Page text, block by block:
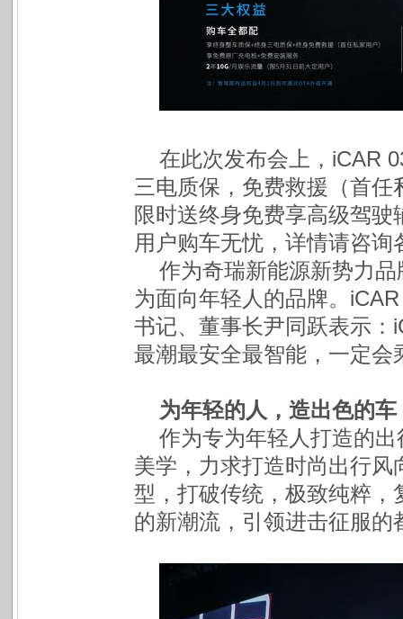
在此次发布会上，iCAR
三电质保，免费救援（首
限时送终身免费享高级驾
用户购车无忧，详情请咨
作为奇瑞新能源新势力
为面向年轻人的品牌。
书记、董事长尹同跃表示：
最潮最安全最智能，一定会
为年轻的人，造出色的车
作为专为年轻人打造的
美学，力求打造时尚出行
型，打破传统，极致纯粹
的新潮流，引领进击征服的